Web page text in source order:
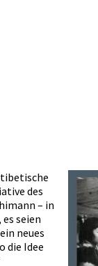
tibetische
des
– in
seien
neues
die Idee